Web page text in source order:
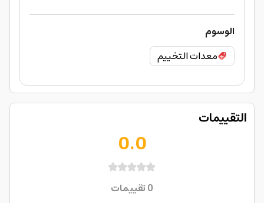
الوسوم
معدات التخييم
التقييمات
0.0
0تقييمات